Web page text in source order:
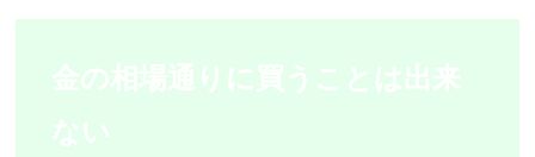
金の相場通りに買うことは出来
ない